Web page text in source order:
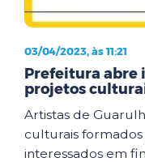
03/04/2023, às 11:21
Prefeitura abre
projetos
Artistas de
culturais formados
interessados em